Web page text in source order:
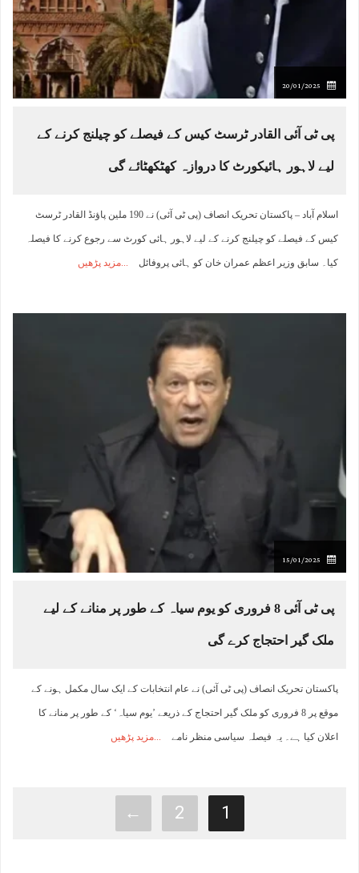
20/01/2025
پی ٹی آئی القادر ٹرسٹ کیس کے فیصلے کو چیلنج کرنے کے
لیے لاہور ہائیکورٹ کا دروازہ کھٹکھٹائے گی
اسلام آباد – پاکستان تحریک انصاف (پی ٹی آئی) نے 190 ملین پاؤنڈ القادر ٹرسٹ
کیس کے فیصلے کو چیلنج کرنے کے لیے لاہور ہائی کورٹ سے رجوع کرنے کا فیصلہ
کیا۔ سابق وزیر اعظم عمران خان کو ہائی پروفائل مزید پڑھیں
15/01/2025
پی ٹی آئی 8 فروری کو یوم سیاہ کے طور پر منانے کے لیے
ملک گیر احتجاج کرے گی
پاکستان تحریک انصاف (پی ٹی آئی) نے عام انتخابات کے ایک سال مکمل ہونے کے
موقع پر 8 فروری کو ملک گیر احتجاج کے ذریعے ’یوم سیاہ‘ کے طور پر منانے کا
اعلان کیا ہے۔ یہ فیصلہ سیاسی منظر نامے مزید پڑھیں
1
2
←